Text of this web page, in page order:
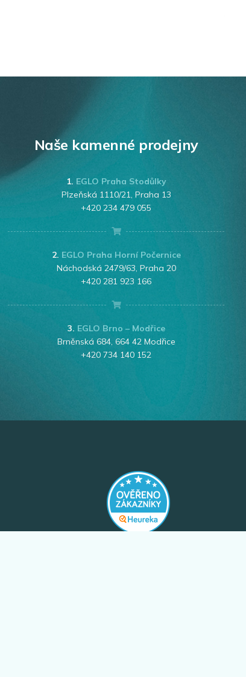
Naše kamenné prodejny
1. EGLO Praha Stodůlky
Plzeňská 1110/21, Praha 13
+420 234 479 055
2. EGLO Praha Horní Počernice
Náchodská 2479/63, Praha 20
+420 281 923 166
3. EGLO Brno – Modřice
Brněnská 684, 664 42 Modřice
+420 734 140 152